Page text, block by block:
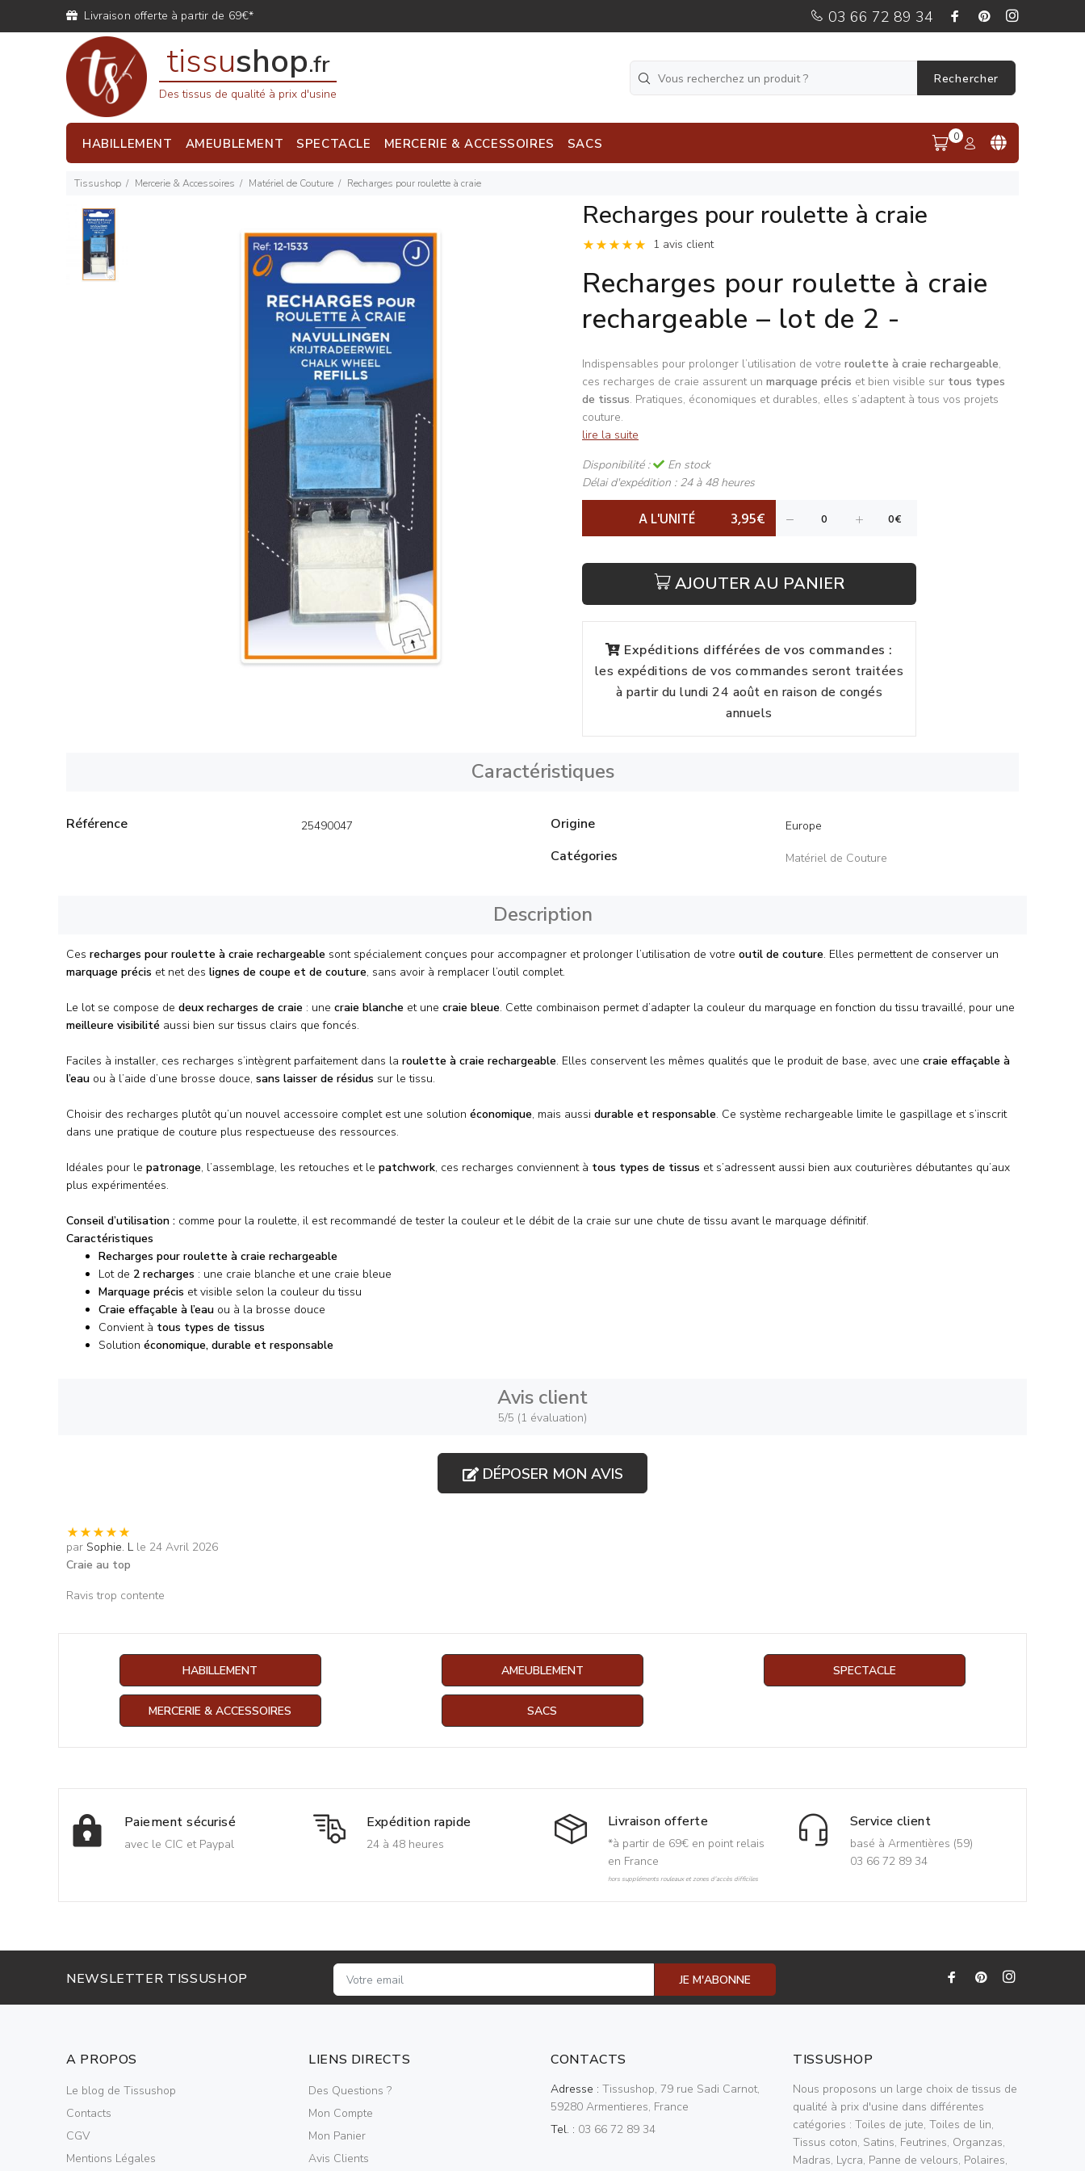
Livraison offerte à partir de 69€* 03 66 72 89 34
tissushop.fr
Des tissus de qualité à prix d'usine
Rechercher
HABILLEMENT AMEUBLEMENT SPECTACLE MERCERIE & ACCESSOIRES SACS 0
Tissushop Mercerie & Accessoires Matériel de Couture Recharges pour roulette à craie
Recharges pour roulette à craie
1 avis client
Recharges pour roulette à craie
rechargeable – lot de 2 -
Indispensables pour prolonger l’utilisation de votre roulette à craie rechargeable,
ces recharges de craie assurent un marquage précis et bien visible sur tous types
de tissus. Pratiques, économiques et durables, elles s’adaptent à tous vos projets
couture.
lire la suite
Disponibilité :
En stock
Délai d'expédition : 24 à 48 heures
A L'UNITÉ 3,95€
AJOUTER AU PANIER
Expéditions différées de vos commandes :
les expéditions de vos commandes seront traitées
à partir du lundi 24 août en raison de congés
annuels
Caractéristiques
Référence 25490047 Origine Europe
Catégories Matériel de Couture
Description
Ces recharges pour roulette à craie rechargeable sont spécialement conçues pour accompagner et prolonger l’utilisation de votre outil de couture. Elles permettent de conserver un
marquage précis et net des lignes de coupe et de couture, sans avoir à remplacer l’outil complet.
Le lot se compose de deux recharges de craie : une craie blanche et une craie bleue. Cette combinaison permet d’adapter la couleur du marquage en fonction du tissu travaillé, pour une
meilleure visibilité aussi bien sur tissus clairs que foncés.
Faciles à installer, ces recharges s’intègrent parfaitement dans la roulette à craie rechargeable. Elles conservent les mêmes qualités que le produit de base, avec une craie effaçable à
l’eau ou à l’aide d’une brosse douce, sans laisser de résidus sur le tissu.
Choisir des recharges plutôt qu’un nouvel accessoire complet est une solution économique, mais aussi durable et responsable. Ce système rechargeable limite le gaspillage et s’inscrit
dans une pratique de couture plus respectueuse des ressources.
Idéales pour le patronage, l’assemblage, les retouches et le patchwork, ces recharges conviennent à tous types de tissus et s’adressent aussi bien aux couturières débutantes qu’aux
plus expérimentées.
Conseil d’utilisation : comme pour la roulette, il est recommandé de tester la couleur et le débit de la craie sur une chute de tissu avant le marquage définitif.
Caractéristiques
Recharges pour roulette à craie rechargeable
Lot de 2 recharges : une craie blanche et une craie bleue
Marquage précis et visible selon la couleur du tissu
Craie effaçable à l’eau ou à la brosse douce
Convient à tous types de tissus
Solution économique, durable et responsable
Avis client
5/5 (1 évaluation)
DÉPOSER MON AVIS
par Sophie. L le 24 Avril 2026
Craie au top
Ravis trop contente
HABILLEMENT AMEUBLEMENT SPECTACLE
MERCERIE & ACCESSOIRES SACS
Paiement sécurisé
avec le CIC et Paypal
Expédition rapide
24 à 48 heures
Livraison offerte
*à partir de 69€ en point relais
en France
hors suppléments rouleaux et zones d'accès difficiles
Service client
basé à Armentières (59)
03 66 72 89 34
NEWSLETTER TISSUSHOP JE M'ABONNE
A PROPOS
Le blog de Tissushop
Contacts
CGV
Mentions Légales
LIENS DIRECTS
Des Questions ?
Mon Compte
Mon Panier
Avis Clients
CONTACTS
Adresse : Tissushop, 79 rue Sadi Carnot,
59280 Armentieres, France
Tel. : 03 66 72 89 34
TISSUSHOP
Nous proposons un large choix de tissus de
qualité à prix d'usine dans différentes
catégories : Toiles de jute, Toiles de lin,
Tissus coton, Satins, Feutrines, Organzas,
Madras, Lycra, Panne de velours, Polaires,